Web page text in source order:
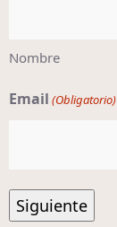
Nombre
Email (Obligatorio)